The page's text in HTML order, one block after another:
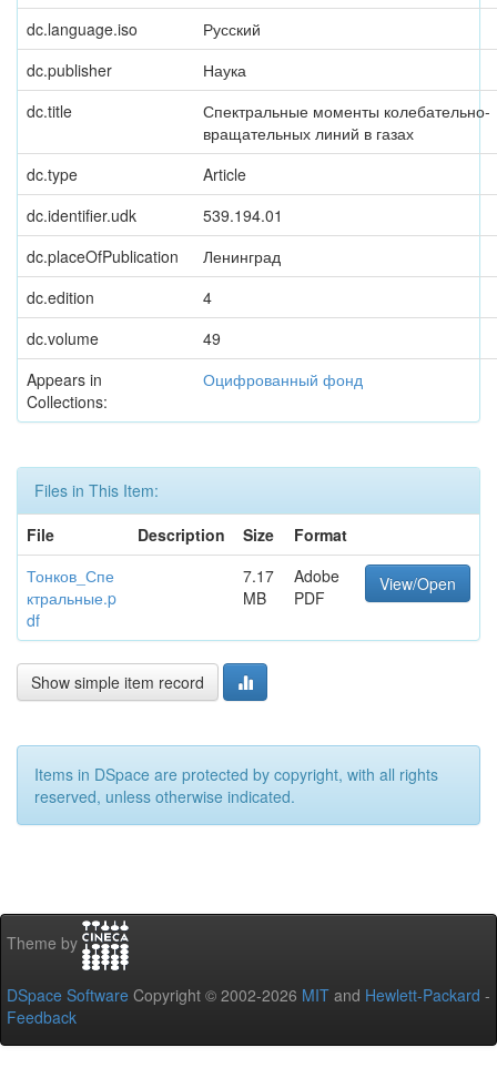
dc.language.iso
Русский
dc.publisher
Наука
dc.title
Спектральные моменты колебательно-
вращательных линий в газах
dc.type
Article
dc.identifier.udk
539.194.01
dc.placeOfPublication
Ленинград
dc.edition
4
dc.volume
49
Appears in
Collections:
Оцифрованный фонд
Files in This Item:
File
Description Size
Format
Тонков_Спе
ктральные.p
df
7.17
MB
Adobe
PDF
View/Open
Show simple item record
Items in DSpace are protected by copyright, with all rights
reserved, unless otherwise indicated.
Theme by
DSpace Software Copyright © 2002-2026 MIT and Hewlett-Packard -
Feedback